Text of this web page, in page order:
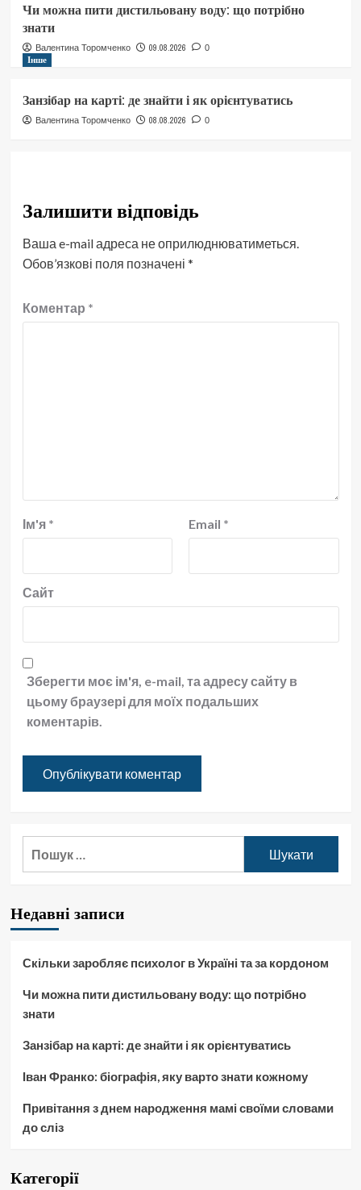
Чи можна пити дистильовану воду: що потрібно
знати
Валентина Торомченко 09.08.2026 0
Інше
Занзібар на карті: де знайти і як орієнтуватись
Валентина Торомченко 08.08.2026 0
Залишити відповідь
Ваша e-mail адреса не оприлюднюватиметься.
Обов’язкові поля позначені *
Коментар *
Ім'я * Email *
Сайт
Зберегти моє ім'я, e-mail, та адресу сайту в
цьому браузері для моїх подальших
коментарів.
Недавні записи
Скільки заробляє психолог в Україні та за кордоном
Чи можна пити дистильовану воду: що потрібно
знати
Занзібар на карті: де знайти і як орієнтуватись
Іван Франко: біографія, яку варто знати кожному
Привітання з днем народження мамі своїми словами
до сліз
Категорії